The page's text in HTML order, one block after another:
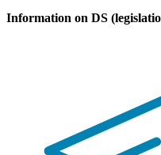
Information on DS